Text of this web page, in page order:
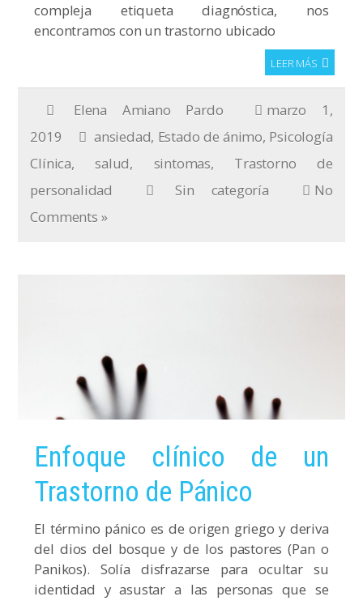
compleja etiqueta diagnóstica, nos
encontramos con un trastorno ubicado
LEER MÁS
Elena Amiano Pardo
marzo 1,
2019
ansiedad, Estado de ánimo, Psicología
Clínica,salud, sintomas, Trastorno de
personalidad
Sin categoría
No
Comments »
Enfoque clínico de un
Trastorno de Pánico
El término pánico es de origen griego y deriva
del dios del bosque y de los pastores (Pan o
Panikos). Solía disfrazarse para ocultar su
identidad y asustar a las personas que se